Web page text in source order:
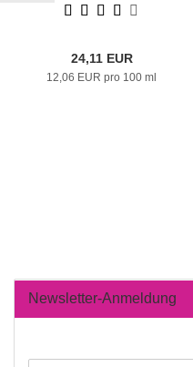
24,11 EUR
12,06 EUR pro 100 ml
Newsletter-Anmeldung